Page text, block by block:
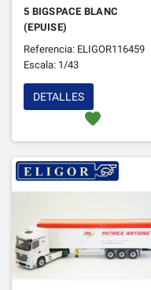
5 BIGSPACE BLANC
(EPUISE)
Referencia: ELIGOR116459
Escala: 1/43
favorite
DETALLES